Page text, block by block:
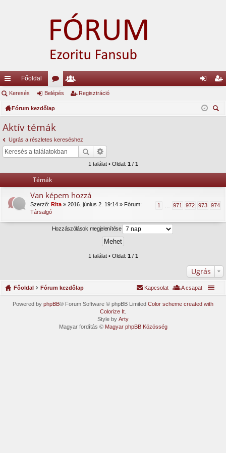
yo
rs
lin
ke
k
Főoldal
ór
u
m
ok
ag
ép is
Keresés Belépés Regisztráció
Fórum kezdőlap
Aktív témák
Ugrás a részletes kereséshez
1 találat • Oldal: 1 / 1
Témák
Van képem hozzá
1 971 972 973 974
Szerző: Rita » 2016. június 2. 19:14 » Fórum:
Társalgó
Hozzászólások megjelenítése
1 találat • Oldal: 1 / 1
Ugrás
Főoldal Fórum kezdőlap A csapat
Kapcsolat
Powered by phpBB® Forum Software © phpBB Limited Color scheme created with
Colorize It
Style by Arty
Magyar fordítás © Magyar phpBB Közösség